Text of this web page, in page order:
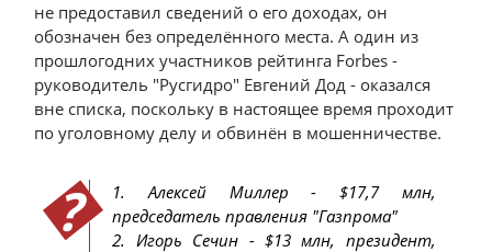
не предоставил сведений о его доходах, он
обозначен без определённого места. А один из
прошлогодних участников рейтинга Forbes -
руководитель "Русгидро" Евгений Дод - оказался
вне списка, поскольку в настоящее время проходит
по уголовному делу и обвинён в мошенничестве.
1. Алексей Миллер - $17,7 млн,
председатель правления "Газпрома"
2. Игорь Сечин - $13 млн, президент,